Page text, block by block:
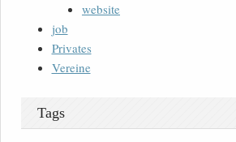
website
job
Privates
Vereine
Tags